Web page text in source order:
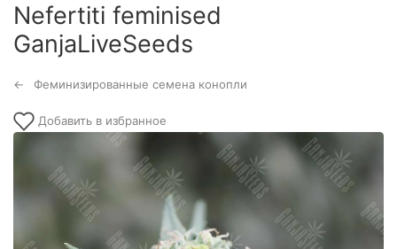
Nefertiti feminised
GanjaLiveSeeds
Феминизированные семена конопли
Добавить в избранное